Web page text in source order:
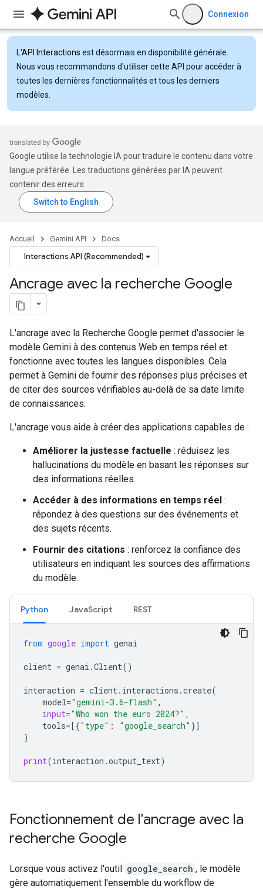
Connexion
L'API Interactions est désormais en disponibilité générale.
Nous vous recommandons d'utiliser cette API pour accéder à
toutes les dernières fonctionnalités et tous les derniers
modèles.
Google utilise la technologie IA pour traduire le contenu dans votre
langue préférée. Les traductions générées par IA peuvent
contenir des erreurs.
Accueil Gemini API Docs
Interactions API (Recommended)
Ancrage avec la recherche Google
L'ancrage avec la Recherche Google permet d'associer le
modèle Gemini à des contenus Web en temps réel et
fonctionne avec toutes les langues disponibles. Cela
permet à Gemini de fournir des réponses plus précises et
de citer des sources vérifiables au-delà de sa date limite
de connaissances.
L'ancrage vous aide à créer des applications capables de :
Améliorer la justesse factuelle : réduisez les
hallucinations du modèle en basant les réponses sur
des informations réelles.
Accéder à des informations en temps réel :
répondez à des questions sur des événements et
des sujets récents.
Fournir des citations : renforcez la confiance des
utilisateurs en indiquant les sources des affirmations
du modèle.
Python JavaScript REST
from google import genai
client = genai .Client()
interaction = client. interactions .create(
model="gemini-3.6-flash" ,
input="Who won the euro 2024?" ,
tools=[{"type" : "google_search" }]
)
print(interaction .output_text)
Fonctionnement de l'ancrage avec la
recherche Google
Lorsque vous activez l'outil google_search , le modèle
gère automatiquement l'ensemble du workflow de